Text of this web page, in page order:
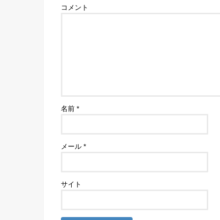
コメント
名前 *
メール *
サイト